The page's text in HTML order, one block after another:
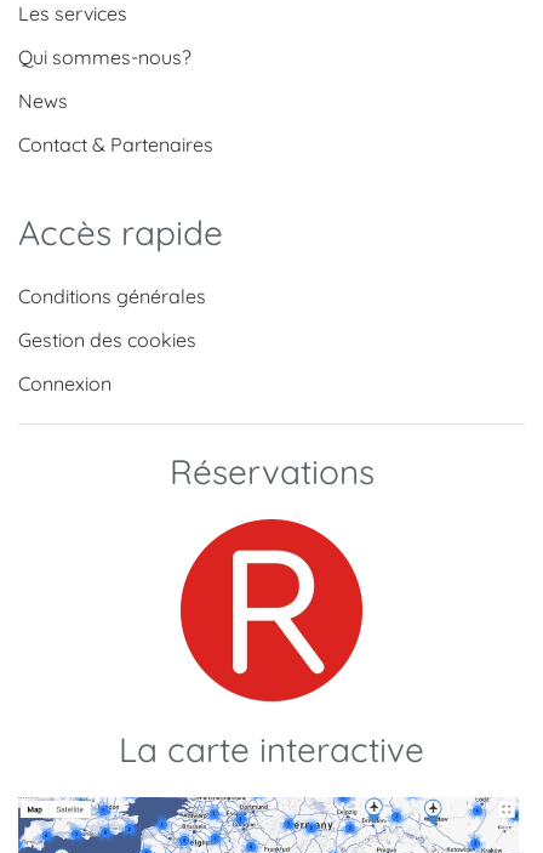
Les services
Qui sommes-nous?
News
Contact & Partenaires
Accès rapide
Conditions générales
Gestion des cookies
Connexion
Réservations
La carte interactive